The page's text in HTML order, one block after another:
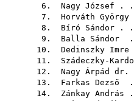
6. Nagy József .
7. Horváth György
8. Bíró Sándor .
9. Balla Sándor .
10. Dedinszky Imre
11. Szádeczky-
12. Nagy Árpád dr.
13. Farkas Dezső .
14. Zánkay András